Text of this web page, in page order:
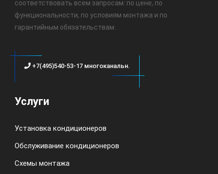
соответствовать всем запросам: по цене, по
функциональности, по условиям монтажа и по
гарантийным обязательствам.
+7(495)540-53-17 многоканальн.
Услуги
Установка кондиционеров
Обслуживание кондиционеров
Схемы монтажа